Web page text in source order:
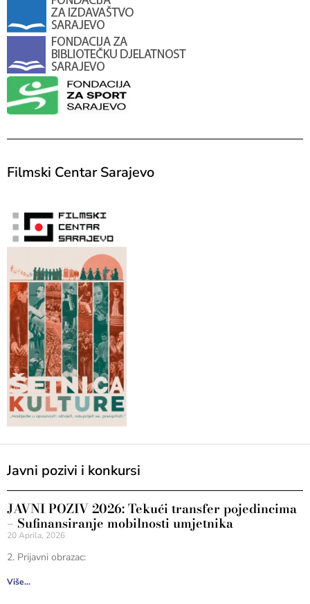
Filmski Centar Sarajevo
Javni pozivi i konkursi
JAVNI POZIV 2026: Tekući transfer pojedincima
– Sufinansiranje mobilnosti umjetnika
20 Aprila, 2026
2. Prijavni obrazac:
Više...